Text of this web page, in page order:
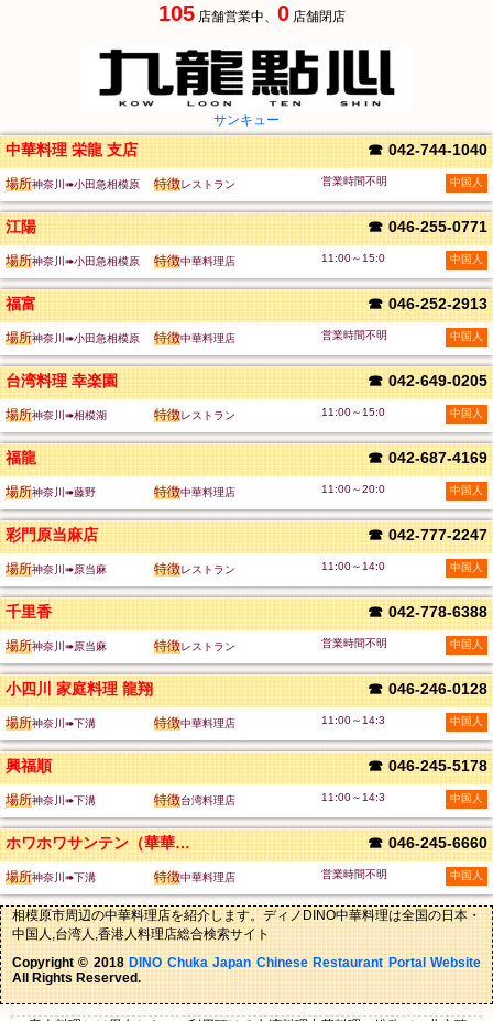
105 店舗営業中、 0 店舗閉店
サンキュー
中華料理 栄龍 支店 ☎ 042-744-1040
場所神奈川➠小田急相模原 特徴レストラン 営業時間不明 中国人
江陽 ☎ 046-255-0771
場所神奈川➠小田急相模原 特徴中華料理店 11:00～15:0 中国人
福富 ☎ 046-252-2913
場所神奈川➠小田急相模原 特徴中華料理店 営業時間不明 中国人
台湾料理 幸楽園 ☎ 042-649-0205
場所神奈川➠相模湖 特徴レストラン 11:00～15:0 中国人
福龍 ☎ 042-687-4169
場所神奈川➠藤野 特徴中華料理店 11:00～20:0 中国人
彩門原当麻店 ☎ 042-777-2247
場所神奈川➠原当麻 特徴レストラン 11:00～14:0 中国人
千里香 ☎ 042-778-6388
場所神奈川➠原当麻 特徴レストラン 営業時間不明 中国人
小四川 家庭料理 龍翔 ☎ 046-246-0128
場所神奈川➠下溝 特徴中華料理店 11:00～14:3 中国人
興福順 ☎ 046-245-5178
場所神奈川➠下溝 特徴台湾料理店 11:00～14:3 中国人
ホワホワサンテン（華華餐庁） ☎ 046-245-6660
場所神奈川➠下溝 特徴中華料理店 営業時間不明 中国人
相模原市周辺の中華料理店を紹介します。ディノDINO中華料理は全国の日本・
中国人,台湾人,香港人料理店総合検索サイト
Copyright © 2018DINO Chuka Japan Chinese Restaurant Portal Website
All Rights Reserved.